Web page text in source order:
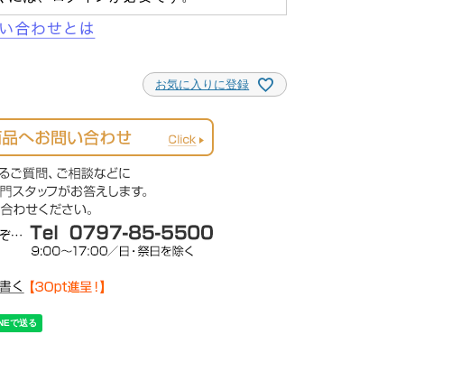
お気に入りに登録